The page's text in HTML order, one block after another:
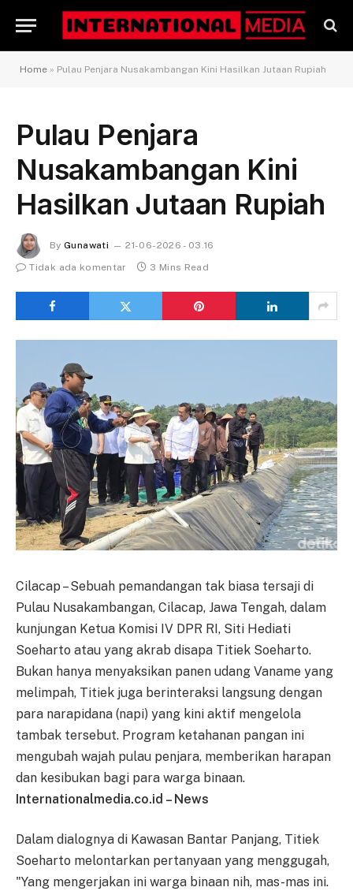
Home » Pulau Penjara Nusakambangan Kini Hasilkan Jutaan Rupiah
Pulau Penjara
Nusakambangan Kini
Hasilkan Jutaan Rupiah
By Gunawati
21-06-2026 - 03.16
Tidak ada komentar
3 Mins Read
Cilacap – Sebuah pemandangan tak biasa tersaji di
Pulau Nusakambangan, Cilacap, Jawa Tengah, dalam
kunjungan Ketua Komisi IV DPR RI, Siti Hediati
Soeharto atau yang akrab disapa Titiek Soeharto.
Bukan hanya menyaksikan panen udang Vaname yang
melimpah, Titiek juga berinteraksi langsung dengan
para narapidana (napi) yang kini aktif mengelola
tambak tersebut. Program ketahanan pangan ini
mengubah wajah pulau penjara, memberikan harapan
dan kesibukan bagi para warga binaan.
Internationalmedia.co.id – News
Dalam dialognya di Kawasan Bantar Panjang, Titiek
Soeharto melontarkan pertanyaan yang menggugah,
"Yang mengerjakan ini warga binaan nih, mas-mas ini.